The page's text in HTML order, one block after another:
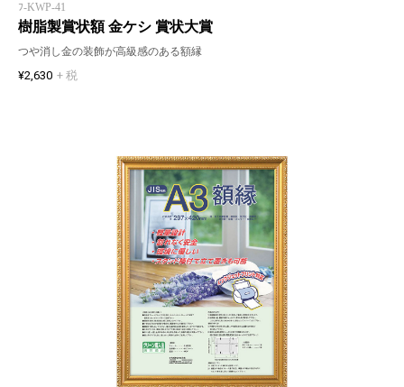
ﾌ-KWP-41
樹脂製賞状額 金ケシ 賞状大賞
つや消し金の装飾が高級感のある額縁
¥2,630 + 税